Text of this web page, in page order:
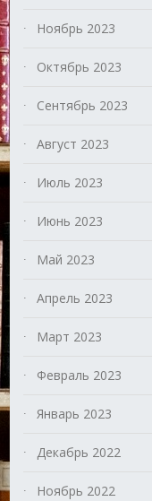
Ноябрь 2023
Октябрь 2023
Сентябрь 2023
Август 2023
Июль 2023
Июнь 2023
Май 2023
Апрель 2023
Март 2023
Февраль 2023
Январь 2023
Декабрь 2022
Ноябрь 2022